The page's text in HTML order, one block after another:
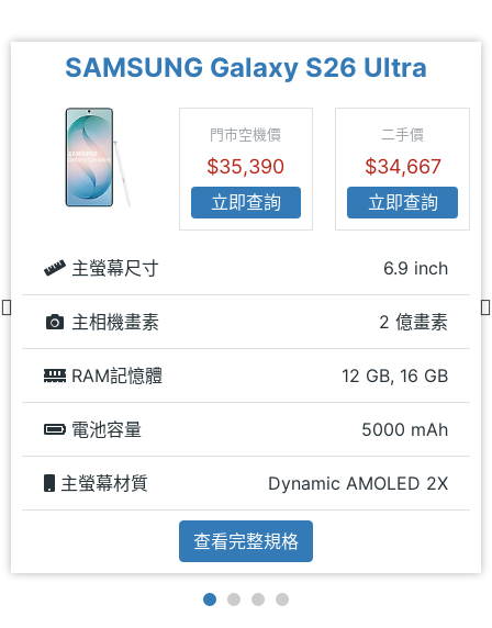
SAMSUNG Galaxy S26 Ultra
門市空機價
$35,390
立即查詢
二手價
$34,667
立即查詢
主螢幕尺寸 6.9 inch
主相機畫素 2 億畫素
RAM記憶體 12 GB, 16 GB
電池容量 5000 mAh
主螢幕材質 Dynamic AMOLED 2X
查看完整規格